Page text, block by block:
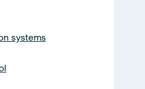
systems